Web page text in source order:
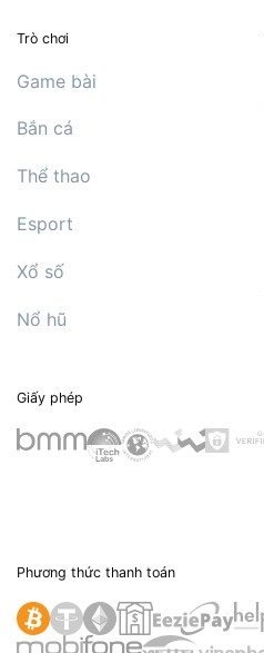
Trò chơi
Game bài
Bắn cá
Thể thao
Esport
Xổ số
Nổ hũ
Giấy phép
Phương thức thanh toán